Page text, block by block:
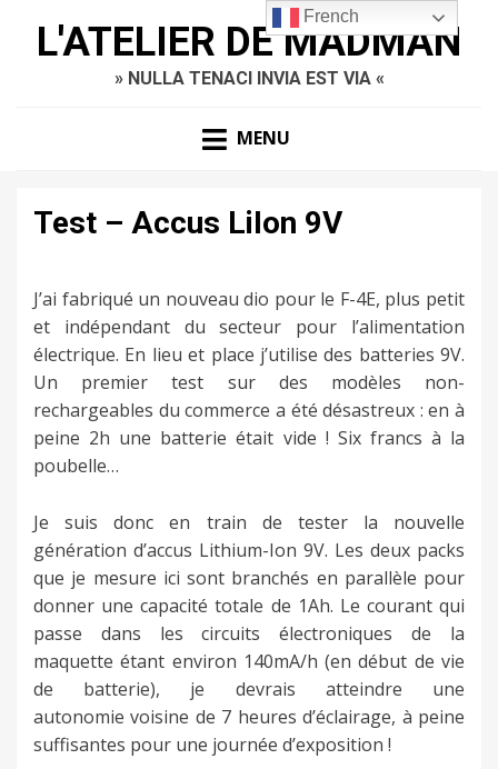
L'ATELIER DE MADMAN
» NULLA TENACI INVIA EST VIA «
MENU
Test – Accus LiIon 9V
J’ai fabriqué un nouveau dio pour le F-4E, plus petit
et indépendant du secteur pour l’alimentation
électrique. En lieu et place j’utilise des batteries 9V.
Un premier test sur des modèles non-
rechargeables du commerce a été désastreux : en à
peine 2h une batterie était vide ! Six francs à la
poubelle…
Je suis donc en train de tester la nouvelle
génération d’accus Lithium-Ion 9V. Les deux packs
que je mesure ici sont branchés en parallèle pour
donner une capacité totale de 1Ah. Le courant qui
passe dans les circuits électroniques de la
maquette étant environ 140mA/h (en début de vie
de batterie), je devrais atteindre une
autonomie voisine de 7 heures d’éclairage, à peine
suffisantes pour une journée d’exposition !
French